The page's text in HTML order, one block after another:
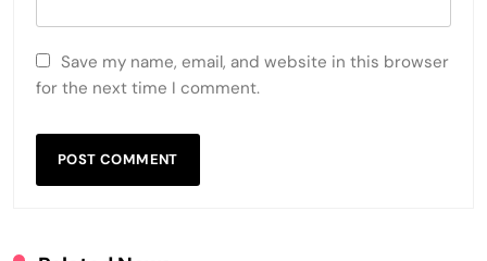
Save my name, email, and website in this browser
for the next time I comment.